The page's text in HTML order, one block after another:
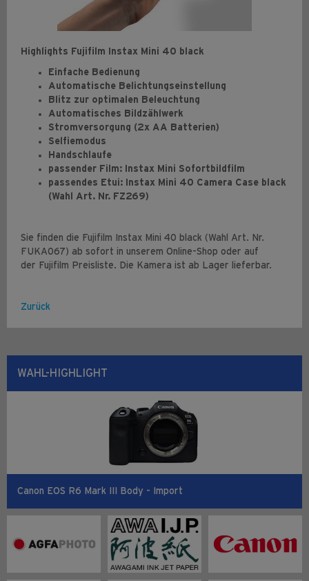
Highlights Fujifilm Instax Mini 40 black
Einfache Bedienung
Automatische Belichtungseinstellung
Blitz zur optimalen Beleuchtung
Automatisches Bildzählwerk
Stromversorgung (2x AA Batterien)
Selfiemodus
Handschlaufe
passender Film: Instax Mini Sofortbildfilm
passendes Etui: Instax Mini 40 Camera Case black
(Wahl Art. Nr. FZ269)
Sie finden die Fujifilm Instax Mini 40 black (Wahl Art. Nr.
FUKA067) ab sofort in unserem Online-Shop oder auf
der Fujifilm Preisliste. Die Kamera ist ab Lager lieferbar.
Zurück
WAHL-HIGHLIGHT
Canon EOS R6 Mark III Body - Import